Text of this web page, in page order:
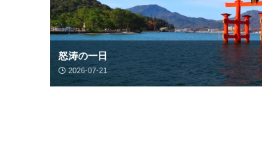
怒涛の一日
2026-07-21